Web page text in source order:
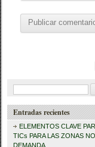
B
u
s
c
Entradas recientes
ELEMENTOS CLAVE
TICs PARA LAS ZONAS
DEMANDA